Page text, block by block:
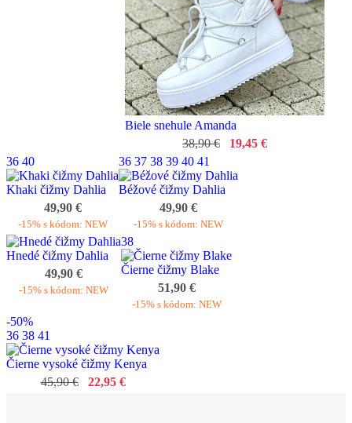
Biele snehule Amanda
38,90 €
19,45 €
36 40
Khaki čižmy Dahlia
49,90 €
-15% s kódom: NEW
36 37 38 39 40 41
Béžové čižmy Dahlia
49,90 €
-15% s kódom: NEW
Hnedé čižmy Dahlia
49,90 €
-15% s kódom: NEW
38
Čierne čižmy Blake
51,90 €
-15% s kódom: NEW
-50%
36 38 41
Čierne vysoké čižmy Kenya
45,90 €
22,95 €